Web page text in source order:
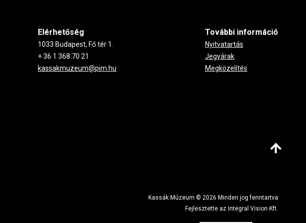
Elérhetőség
1033 Budapest, Fő tér 1.
+ 36 1 368 70 21
kassakmuzeum@pim.hu
További információ
Nyitvatartás
Jegyárak
Megközelítés
Kassák Múzeum © 2026 Minden jog fenntartva
Fejlesztette az Integral Vision Kft.